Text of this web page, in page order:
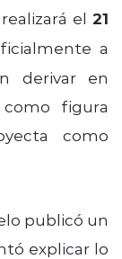
el 21
a
derivar en
figura
como
publicó un
explicar lo